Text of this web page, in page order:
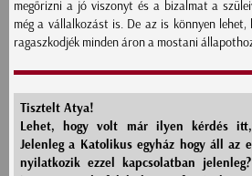
megőrizni a jó viszonyt és a bizalmat a
még a vállalkozást is. De az is könnyen
ragaszkodjék minden áron a mostani
Tisztelt Atya!
Lehet, hogy volt már ilyen kérdés
Jelenleg a Katolikus egyház hogy áll az
nyilatkozik ezzel kapcsolatban